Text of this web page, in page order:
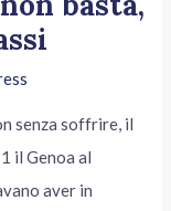
senza soffrire, il
il Genoa al
aver in